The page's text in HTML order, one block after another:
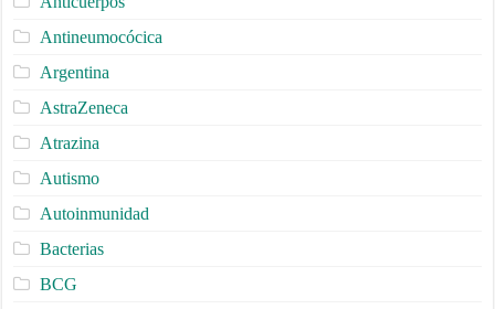
Antineumocócica
Argentina
AstraZeneca
Atrazina
Autismo
Autoinmunidad
Bacterias
BCG